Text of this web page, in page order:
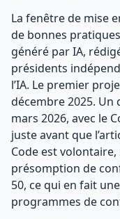
La fenêtre de mise
de bonnes
généré par IA,
présidents
l’IA. Le premier
décembre 2025.
mars 2026, avec le
juste avant que
Code est
présomption de
50, ce qui en fait
programmes de